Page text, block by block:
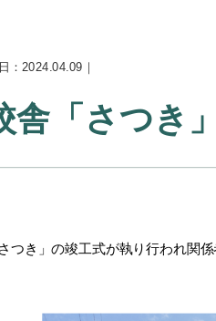
：2024.04.09｜
舎「さつき
き」の竣工式が執り行われ関係